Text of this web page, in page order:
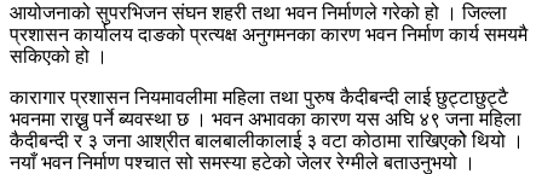
आयोजनाको सुपरभिजन संघन शहरी तथा भवन निर्माणले गरेको हो । जिल्ला
प्रशासन कार्यालय दाङको प्रत्यक्ष अनुगमनका कारण भवन निर्माण कार्य समयमै
सकिएको हो ।
कारागार प्रशासन नियमावलीमा महिला तथा पुरुष कैदीबन्दी लाई छुट्टाछुट्टै
भवनमा राख्नु पर्ने ब्यवस्था छ । भवन अभावका कारण यस अघि ४९ जना महिला
कैदीबन्दी र ३ जना आश्रीत बालबालीकालाई ३ वटा कोठामा राखिएकोे थियो ।
नयाँ भवन निर्माण पश्चात सो समस्या हटेको जेलर रेग्मीले बताउनुभयो ।